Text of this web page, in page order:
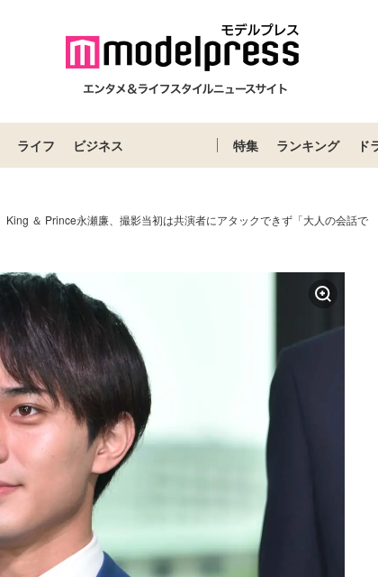
ライフ ビジネス 特集 ランキング ド
King ＆ Prince永瀬廉、撮影当初は共演者にアタックできず「大人の会話で